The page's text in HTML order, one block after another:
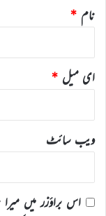
نام *
ای میل *
ویب‌ سائٹ
اس براؤزر میں